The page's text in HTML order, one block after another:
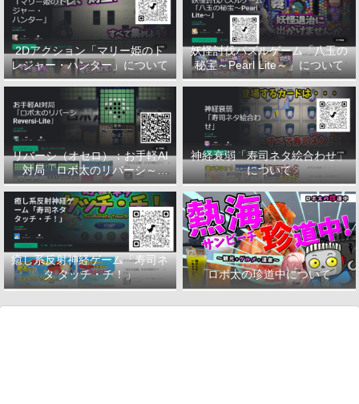
2Dアクション「マリー姫のト
レジャー・ハンター」について
妖怪討伐パズルゲーム「八玉の
秘宝～Pearl Lite～」について
リバーシ（オセロ）：お手軽AI
対局「ロボ太のリバーシ～
Reversi-Lite～」について
神経衰弱「寿司ネタ絵合わせ」
について
癒し系反射神経ゲーム「寿司ネ
タ タッチ・チ！」
ロボ太の珍道中について